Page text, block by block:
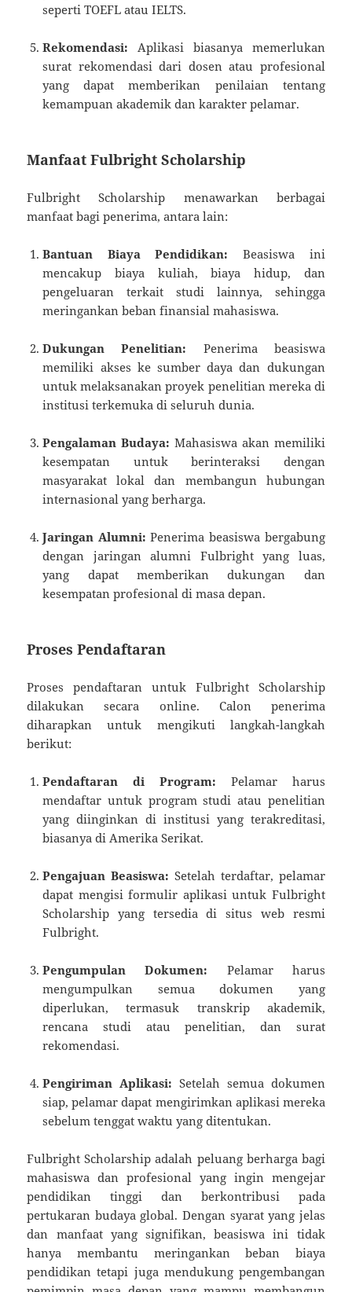
seperti TOEFL atau IELTS.
Rekomendasi: Aplikasi biasanya memerlukan
surat rekomendasi dari dosen atau profesional
yang dapat memberikan penilaian tentang
kemampuan akademik dan karakter pelamar.
Manfaat Fulbright Scholarship
Fulbright Scholarship menawarkan berbagai
manfaat bagi penerima, antara lain:
Bantuan Biaya Pendidikan: Beasiswa ini
mencakup biaya kuliah, biaya hidup, dan
pengeluaran terkait studi lainnya, sehingga
meringankan beban finansial mahasiswa.
Dukungan Penelitian: Penerima beasiswa
memiliki akses ke sumber daya dan dukungan
untuk melaksanakan proyek penelitian mereka di
institusi terkemuka di seluruh dunia.
Pengalaman Budaya: Mahasiswa akan memiliki
kesempatan untuk berinteraksi dengan
masyarakat lokal dan membangun hubungan
internasional yang berharga.
Jaringan Alumni: Penerima beasiswa bergabung
dengan jaringan alumni Fulbright yang luas,
yang dapat memberikan dukungan dan
kesempatan profesional di masa depan.
Proses Pendaftaran
Proses pendaftaran untuk Fulbright Scholarship
dilakukan secara online. Calon penerima
diharapkan untuk mengikuti langkah-langkah
berikut:
Pendaftaran di Program: Pelamar harus
mendaftar untuk program studi atau penelitian
yang diinginkan di institusi yang terakreditasi,
biasanya di Amerika Serikat.
Pengajuan Beasiswa: Setelah terdaftar, pelamar
dapat mengisi formulir aplikasi untuk Fulbright
Scholarship yang tersedia di situs web resmi
Fulbright.
Pengumpulan Dokumen: Pelamar harus
mengumpulkan semua dokumen yang
diperlukan, termasuk transkrip akademik,
rencana studi atau penelitian, dan surat
rekomendasi.
Pengiriman Aplikasi: Setelah semua dokumen
siap, pelamar dapat mengirimkan aplikasi mereka
sebelum tenggat waktu yang ditentukan.
Fulbright Scholarship adalah peluang berharga bagi
mahasiswa dan profesional yang ingin mengejar
pendidikan tinggi dan berkontribusi pada
pertukaran budaya global. Dengan syarat yang jelas
dan manfaat yang signifikan, beasiswa ini tidak
hanya membantu meringankan beban biaya
pendidikan tetapi juga mendukung pengembangan